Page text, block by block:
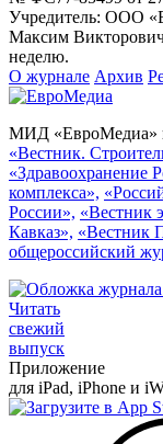
Учредитель: ООО
Максим
неделю.
О журнале Архив
МИД «ЕвроМедиа»
«Вестник.
«Здравоохранение
комплекса»,
России», «Вестник
Кавказ», «Вестник
общероссийский
Читать
свежий
выпуск
Приложение
для iPad, iPhone и